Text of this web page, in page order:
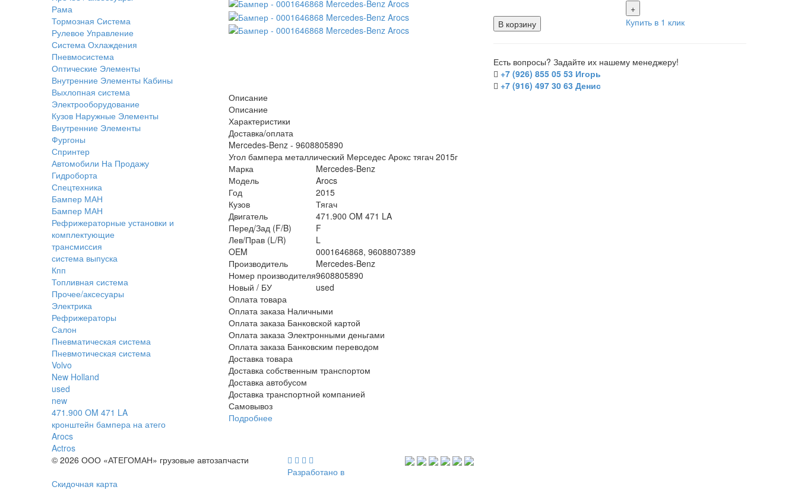
+
В корзину
Купить в 1 клик
Есть вопросы? Задайте их нашему менеджеру!
+7 (926) 855 05 53 Игорь
+7 (916) 497 30 63 Денис
Описание
Описание
Характеристики
Доставка/оплата
Mercedes-Benz - 9608805890
Угол бампера металлический Мерседес Арокс тягач 2015г
Марка
Mercedes-Benz
Модель
Arocs
Год
2015
Кузов
Тягач
Двигатель
471.900 OM 471 LA
Перед/Зад (F/B)
F
Лев/Прав (L/R)
L
OEM
0001646868, 9608807389
Производитель
Mercedes-Benz
Номер производителя9608805890
Новый / БУ
used
Оплата товара
Оплата заказа Наличными
Оплата заказа Банковской картой
Оплата заказа Электронными деньгами
Оплата заказа Банковским переводом
Доставка товара
Доставка собственным транспортом
Доставка автобусом
Доставка транспортной компанией
Самовывоз
Подробнее
Рама
Тормозная Система
Рулевое Управление
Система Охлаждения
Пневмосистема
Оптические Элементы
Внутренние Элементы Кабины
Выхлопная система
Электрооборудование
Кузов Наружные Элементы
Внутренние Элементы
Фургоны
Спринтер
Автомобили На Продажу
Гидроборта
Спецтехника
Бампер МАН
Бампер МАН
Рефрижераторные установки и
комплектующие
трансмиссия
система выпуска
Кпп
Топливная система
Прочее/аксесуары
Электрика
Рефрижераторы
Салон
Пневматическая система
Пневмотическая система
Volvo
New Holland
used
new
471.900 OM 471 LA
кронштейн бампера на атего
Arocs
Actros
© 2026 ООО «АТЕГОМАН» грузовые автозапчасти
Разработано в
Скидочная карта